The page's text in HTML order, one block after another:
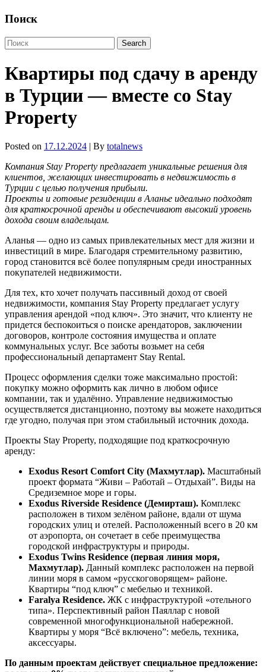
Поиск
Квартиры под сдачу в аренду
в Турции — вместе со Stay
Property
Posted on 17.12.2024 | By totalnews
Компания Stay Property предлагает уникальные решения для
клиентов, желающих инвестировать в недвижимость в
Турции с целью получения прибыли.
Проекты и готовые резиденции в Аланье идеально подходят
для краткосрочной аренды и обеспечивают высокий уровень
дохода своим владельцам.
Аланья — одно из самых привлекательных мест для жизни и
инвестиций в мире. Благодаря стремительному развитию,
город становится всё более популярным среди иностранных
покупателей недвижимости.
Для тех, кто хочет получать пассивный доход от своей
недвижимости, компания Stay Property предлагает услугу
управления арендой «под ключ». Это значит, что клиенту не
придется беспокоиться о поиске арендаторов, заключении
договоров, контроле состояния имущества и оплате
коммунальных услуг. Все заботы возьмет на себя
профессиональный департамент Stay Rental.
Процесс оформления сделки тоже максимально простой:
покупку можно оформить как лично в любом офисе
компании, так и удалённо. Управление недвижимостью
осуществляется дистанционно, поэтому вы можете находиться
где угодно, получая при этом стабильный источник дохода.
Проекты Stay Property, подходящие под краткосрочную
аренду:
Exodus Resort Comfort City (Махмутлар). Масштабный
проект формата “Живи – Работай – Отдыхай”. Виды на
Средиземное море и горы.
Exodus Riverside Residence (Демирташ). Комплекс
расположен в тихом зелёном районе, вдали от шума
городских улиц и отелей. Расположенный всего в 20 км
от аэропорта, он сочетает в себе преимущества
городской инфраструктуры и природы.
Exodus Twins Residence (первая линия моря,
Махмутлар). Данный комплекс расположен на первой
линии моря в самом «русскоговорящем» районе.
Квартиры “под ключ” с мебелью и техникой.
Faralya Residence. ЖК с инфраструктурой «отельного
типа». Перспективный район Паяллар с новой
современной многофункциональной набережной.
Квартиры у моря “Всё включено”: мебель, техника,
аксессуары.
По данным проектам действует специальное предложение: